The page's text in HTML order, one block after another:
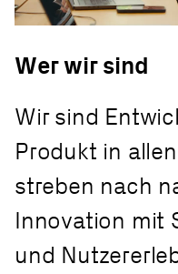
Wer wir sind
Wir sind
Produkt in
streben nach
Innovation mit
und